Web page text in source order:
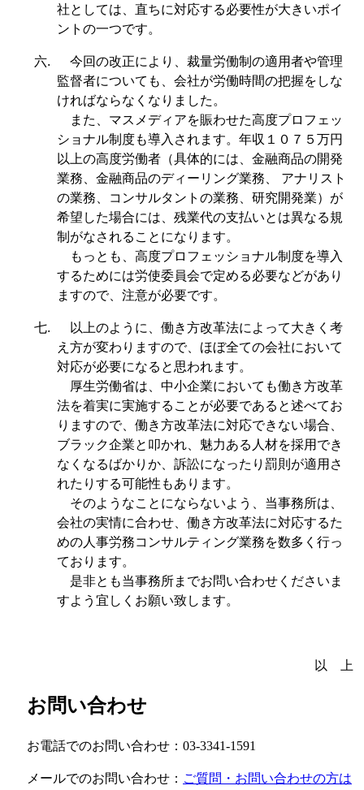
社としては、直ちに対応する必要性が大きいポイ
ントの一つです。
六.
今回の改正により、裁量労働制の適用者や管理
監督者についても、会社が労働時間の把握をしな
ければならなくなりました。
また、マスメディアを賑わせた高度プロフェッ
ショナル制度も導入されます。年収１０７５万円
以上の高度労働者（具体的には、金融商品の開発
業務、金融商品のディーリング業務、 アナリスト
の業務、コンサルタントの業務、研究開発業）が
希望した場合には、残業代の支払いとは異なる規
制がなされることになります。
もっとも、高度プロフェッショナル制度を導入
するためには労使委員会で定める必要などがあり
ますので、注意が必要です。
七.
以上のように、働き方改革法によって大きく考
え方が変わりますので、ほぼ全ての会社において
対応が必要になると思われます。
厚生労働省は、中小企業においても働き方改革
法を着実に実施することが必要であると述べてお
りますので、働き方改革法に対応できない場合、
ブラック企業と叩かれ、魅力ある人材を採用でき
なくなるばかりか、訴訟になったり罰則が適用さ
れたりする可能性もあります。
そのようなことにならないよう、当事務所は、
会社の実情に合わせ、働き方改革法に対応するた
めの人事労務コンサルティング業務を数多く行っ
ております。
是非とも当事務所までお問い合わせくださいま
すよう宜しくお願い致します。
以 上
お問い合わせ
お電話でのお問い合わせ：03-3341-1591
メールでのお問い合わせ： ご質問・お問い合わせの方は